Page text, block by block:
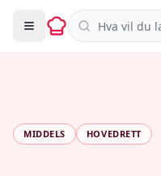
Søk i oppskrifter
MIDDELS HOVEDRETT